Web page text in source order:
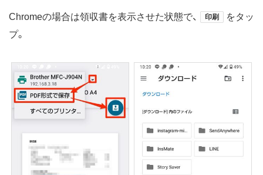
Chromeの場合は領収書を表示させた状態で、 印刷
をタッ
プ。